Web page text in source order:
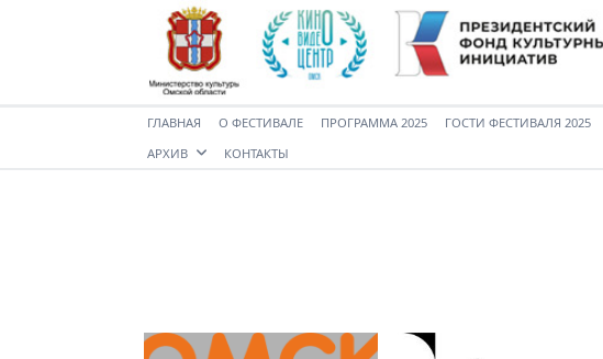
ГЛАВНАЯ О ФЕСТИВАЛЕ ПРОГРАММА 2025 ГОСТИ ФЕСТИВАЛЯ 2025
АРХИВ
КОНТАКТЫ